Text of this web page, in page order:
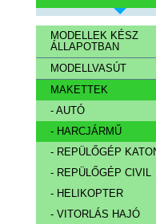
MODELLEK KÉSZ
ÁLLAPOTBAN
MODELLVASÚT
MAKETTEK
- AUTÓ
- HARCJÁRMŰ
- REPÜLŐGÉP
- REPÜLŐGÉP CIVIL
- HELIKOPTER
- VITORLÁS HAJÓ